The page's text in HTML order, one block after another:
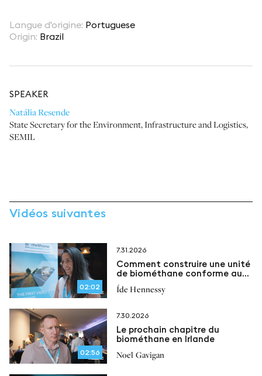
Langue d'origine: Portuguese
Origin: Brazil
SPEAKER
Natália Resende
State Secretary for the Environment, Infrastructure and Logistics,
SEMIL
Vidéos suivantes
02:02
7.31.2026
Comment construire une unité
de biométhane conforme aux
réglementations
Íde Hennessy
02:56
7.30.2026
Le prochain chapitre du
biométhane en Irlande
Noel Gavigan